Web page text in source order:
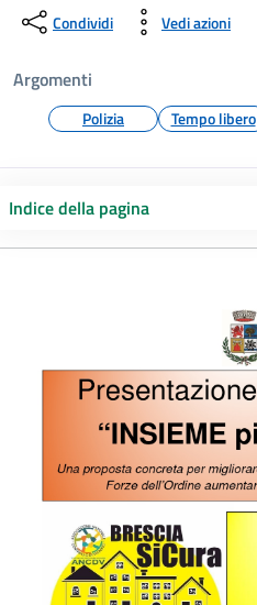
Condividi Vedi azioni
Argomenti
Polizia Tempo libero
Indice della pagina